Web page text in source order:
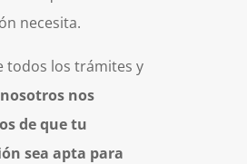
necesita.
todos los trámites y
nosotros nos
de que tu
sea apta para